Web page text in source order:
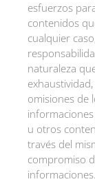
esfuerzos
contenidos
cualquier
naturaleza
omisiones de
u otros
través del
compromiso
informaciones.